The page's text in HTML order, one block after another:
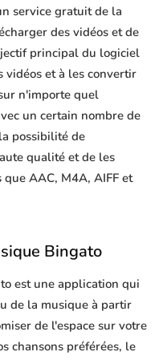
service gratuit de la
des vidéos et de
principal du logiciel
vidéos et à les convertir
n'importe quel
un certain nombre de
possibilité de
qualité et de les
AAC, M4A, AIFF et
Bingato
est une application qui
de la musique à partir
de l'espace sur votre
chansons préférées, le